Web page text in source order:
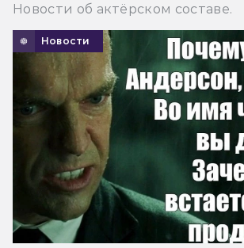
Новости об актёрском составе.
Новости